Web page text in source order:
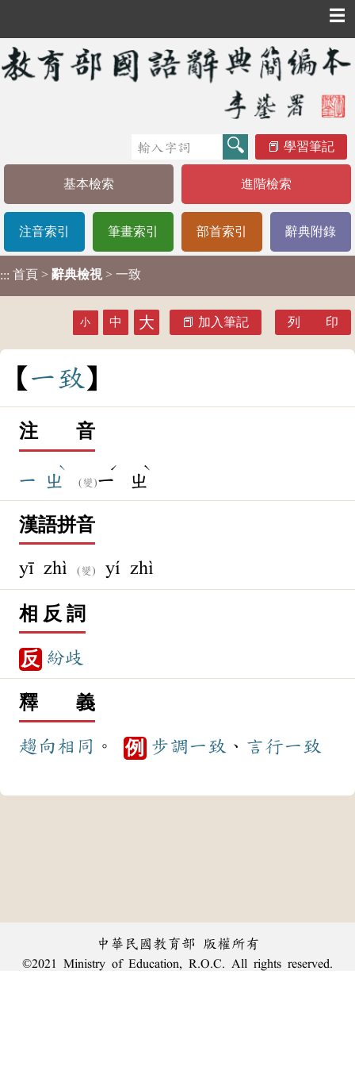
☰
學習筆記
基本檢索 進階檢索
注音索引 筆畫索引 部首索引 辭典附錄
::: 首頁 > 辭典檢視 > 一致
小 中 大 加入筆記 列 印
一 致
注 音
ㄧ ㄓ
ˋ
(變)ㄧ
ˊ
ㄓ
ˋ
漢語拼音
yī zhì (變) yí zhì
相 反 詞
反 紛歧
釋 義
趨向相同 。 例 步調一致 、 言行一致
中華民國教育部 版權所有
©2021 Ministry of Education, R.O.C. All rights reserved.